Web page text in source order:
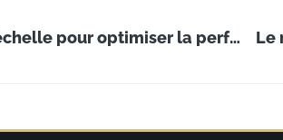
5 façons d’exploiter l’économie d’échelle pour optimiser la performance de votre entreprise Le